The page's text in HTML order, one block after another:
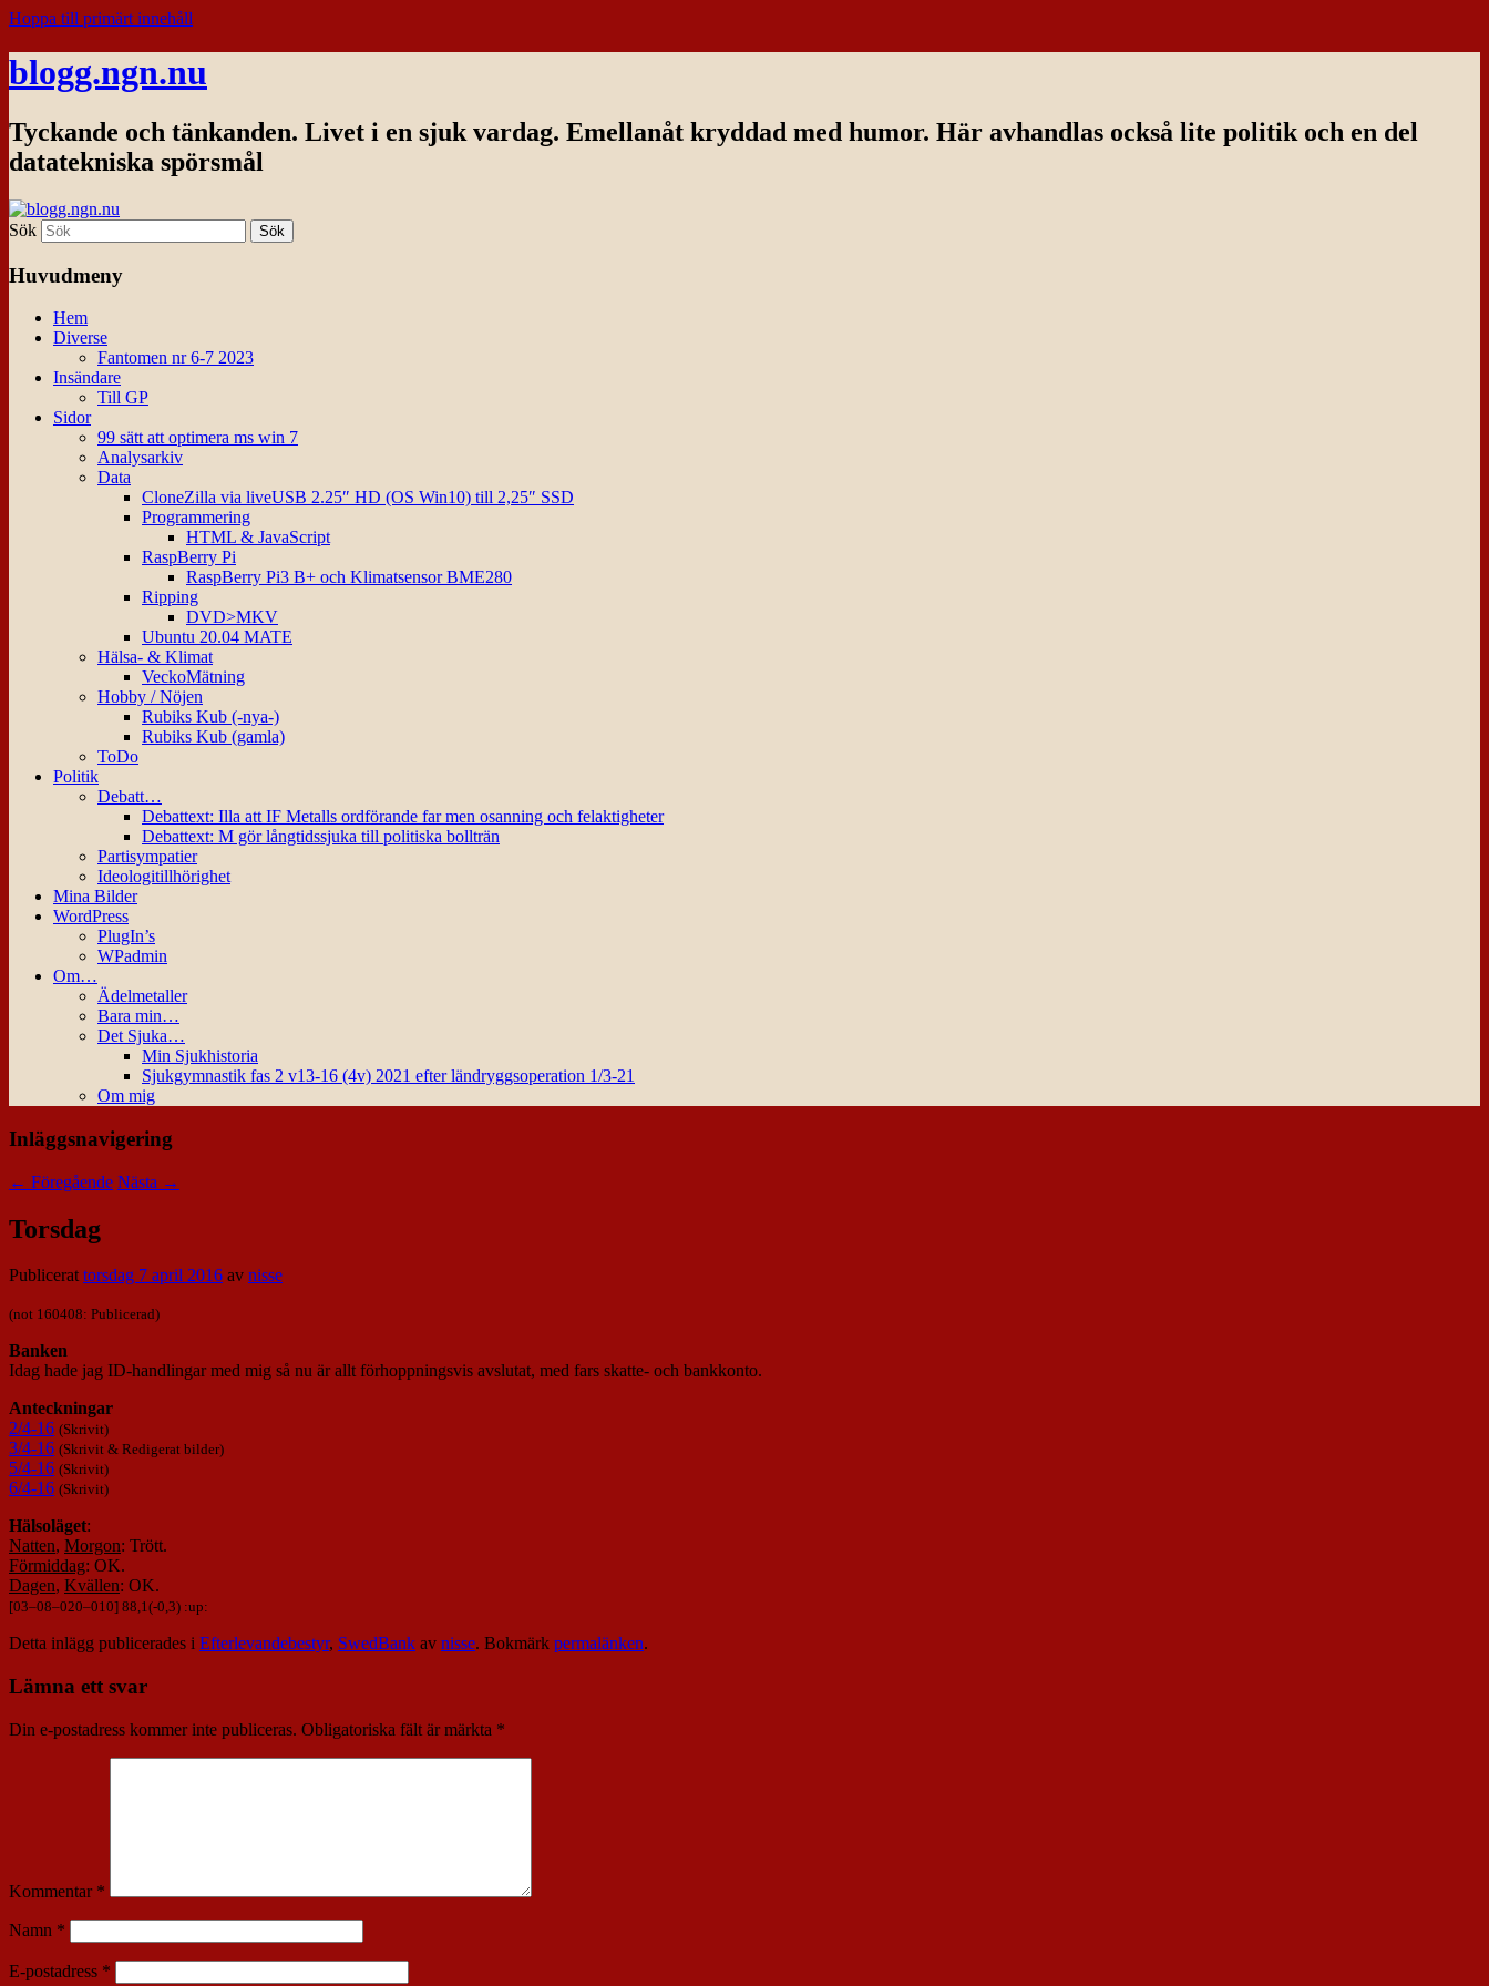
Hoppa till primärt innehåll
blogg.ngn.nu
Tyckande och tänkanden. Livet i en sjuk vardag. Emellanåt kryddad med humor. Här avhandlas också lite politik och en del
datatekniska spörsmål
Sök
Huvudmeny
Hem
Diverse
Fantomen nr 6-7 2023
Insändare
Till GP
Sidor
99 sätt att optimera ms win 7
Analysarkiv
Data
CloneZilla via liveUSB 2.25″ HD (OS Win10) till 2,25″ SSD
Programmering
HTML & JavaScript
RaspBerry Pi
RaspBerry Pi3 B+ och Klimatsensor BME280
Ripping
DVD>MKV
Ubuntu 20.04 MATE
Hälsa- & Klimat
VeckoMätning
Hobby / Nöjen
Rubiks Kub (-nya-)
Rubiks Kub (gamla)
ToDo
Politik
Debatt…
Debattext: Illa att IF Metalls ordförande far men osanning och felaktigheter
Debattext: M gör långtidssjuka till politiska bollträn
Partisympatier
Ideologitillhörighet
Mina Bilder
WordPress
PlugIn’s
WPadmin
Om…
Ädelmetaller
Bara min…
Det Sjuka…
Min Sjukhistoria
Sjukgymnastik fas 2 v13-16 (4v) 2021 efter ländryggsoperation 1/3-21
Om mig
Inläggsnavigering
← Föregående Nästa →
Torsdag
Publicerattorsdag 7 april 2016 av nisse
(not 160408: Publicerad)
Banken
Idag hade jag ID-handlingar med mig så nu är allt förhoppningsvis avslutat, med fars skatte- och bankkonto.
Anteckningar
2/4-16 (Skrivit)
3/4-16 (Skrivit & Redigerat bilder)
5/4-16 (Skrivit)
6/4-16 (Skrivit)
Hälsoläget:
Natten, Morgon: Trött.
Förmiddag: OK.
Dagen, Kvällen: OK.
[03–08–020–010] 88,1(-0,3) :up:
Detta inlägg publicerades i Efterlevandebestyr, SwedBank av nisse. Bokmärk permalänken.
Lämna ett svar
Din e-postadress kommer inte publiceras. Obligatoriska fält är märkta *
Kommentar *
Namn *
E-postadress *